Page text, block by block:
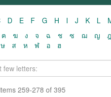
D E F G H I J K L
ฅ ฆ ง จ ฉ ช ซ ฌ ญ ฎ
ษ ส ห ฬ อ ฮ
259-278 of 395